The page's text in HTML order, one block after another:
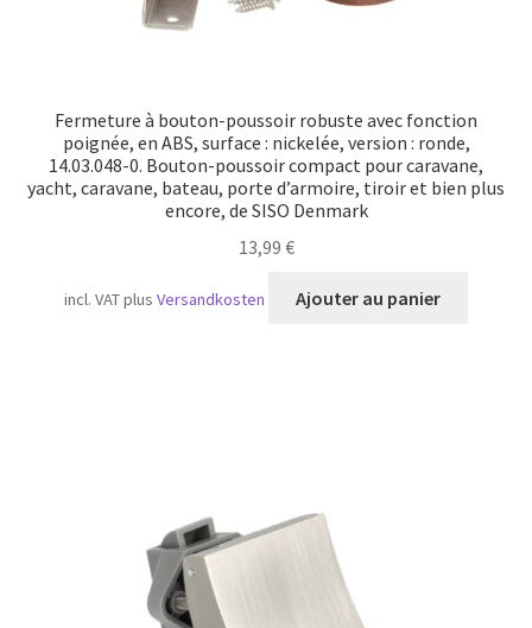
Fermeture à bouton-poussoir robuste avec fonction
poignée, en ABS, surface : nickelée, version : ronde,
14.03.048-0. Bouton-poussoir compact pour caravane,
yacht, caravane, bateau, porte d’armoire, tiroir et bien plus
encore, de SISO Denmark
13,99 €
incl. VATplusVersandkosten Ajouter au panier